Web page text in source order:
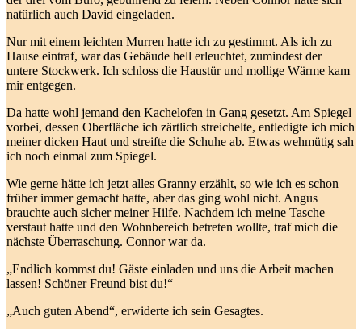
natürlich auch David eingeladen.
Nur mit einem leichten Murren hatte ich zu gestimmt. Als ich zu
Hause eintraf, war das Gebäude hell erleuchtet, zumindest der
untere Stockwerk. Ich schloss die Haustür und mollige Wärme kam
mir entgegen.
Da hatte wohl jemand den Kachelofen in Gang gesetzt. Am Spiegel
vorbei, dessen Oberfläche ich zärtlich streichelte, entledigte ich mich
meiner dicken Haut und streifte die Schuhe ab. Etwas wehmütig sah
ich noch einmal zum Spiegel.
Wie gerne hätte ich jetzt alles Granny erzählt, so wie ich es schon
früher immer gemacht hatte, aber das ging wohl nicht. Angus
brauchte auch sicher meiner Hilfe. Nachdem ich meine Tasche
verstaut hatte und den Wohnbereich betreten wollte, traf mich die
nächste Überraschung. Connor war da.
„Endlich kommst du! Gäste einladen und uns die Arbeit machen
lassen! Schöner Freund bist du!“
„Auch guten Abend“, erwiderte ich sein Gesagtes.